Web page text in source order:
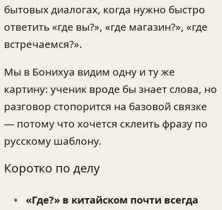
бытовых диалогах, когда нужно быстро
ответить «где вы?», «где магазин?», «где
встречаемся?».
Мы в Бонихуа видим одну и ту же
картину: ученик вроде бы знает слова, но
разговор стопорится на базовой связке
— потому что хочется склеить фразу по
русскому шаблону.
Коротко по делу
«Где?» в китайском почти всегда